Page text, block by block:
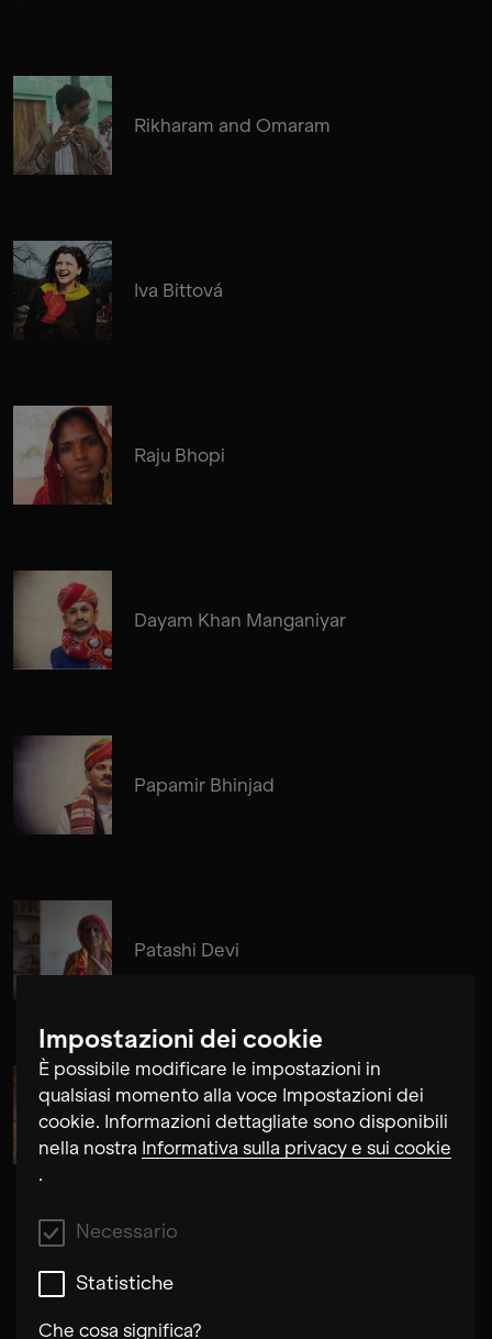
Impostazioni dei cookie
È possibile modificare le impostazioni in
qualsiasi momento alla voce Impostazioni dei
cookie. Informazioni dettagliate sono disponibili
nella nostra Informativa sulla privacy e sui cookie
.
Necessario
Statistiche
Che cosa significa?
Rikharam and Omaram
Iva Bittová
Raju Bhopi
Dayam Khan Manganiyar
Papamir Bhinjad
Patashi Devi
Santra Devi